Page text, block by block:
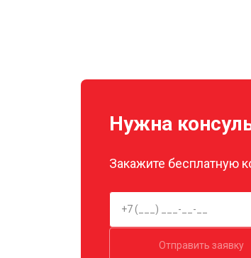
Нужна
Закажите бесплатную
Отправить заявку